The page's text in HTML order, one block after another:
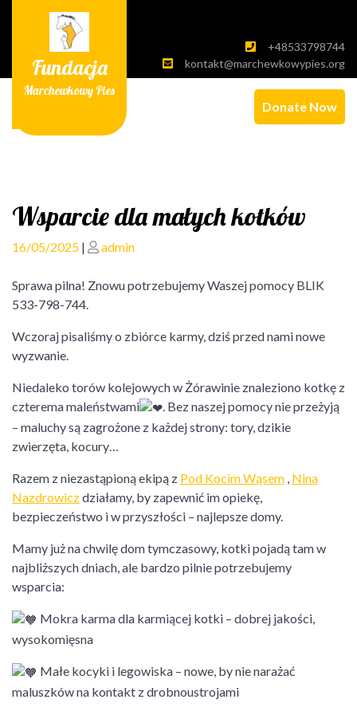
Fundacja
Marchewkowy Pies
+48533798744
kontakt@marchewkowypies.org
Donate Now
Wsparcie dla małych kotków
Posted
16/05/2025 | Posted
admin
Sprawa pilna! Znowu potrzebujemy Waszej pomocy BLIK
533-798-744.
Wczoraj pisaliśmy o zbiórce karmy, dziś przed nami nowe
wyzwanie.
Niedaleko torów kolejowych w Żórawinie znaleziono kotkę z
czterema maleństwami
. Bez naszej pomocy nie przeżyją
– maluchy są zagrożone z każdej strony: tory, dzikie
zwierzęta, kocury…
Razem z niezastąpioną ekipą z Pod Kocim Wąsem , Nina
Nazdrowiczdziałamy, by zapewnić im opiekę,
bezpieczeństwo i w przyszłości – najlepsze domy.
Mamy już na chwilę dom tymczasowy, kotki pojadą tam w
najbliższych dniach, ale bardzo pilnie potrzebujemy
wsparcia:
Mokra karma dla karmiącej kotki – dobrej jakości,
wysokomięsna
Małe kocyki i legowiska – nowe, by nie narażać
maluszków na kontakt z drobnoustrojami